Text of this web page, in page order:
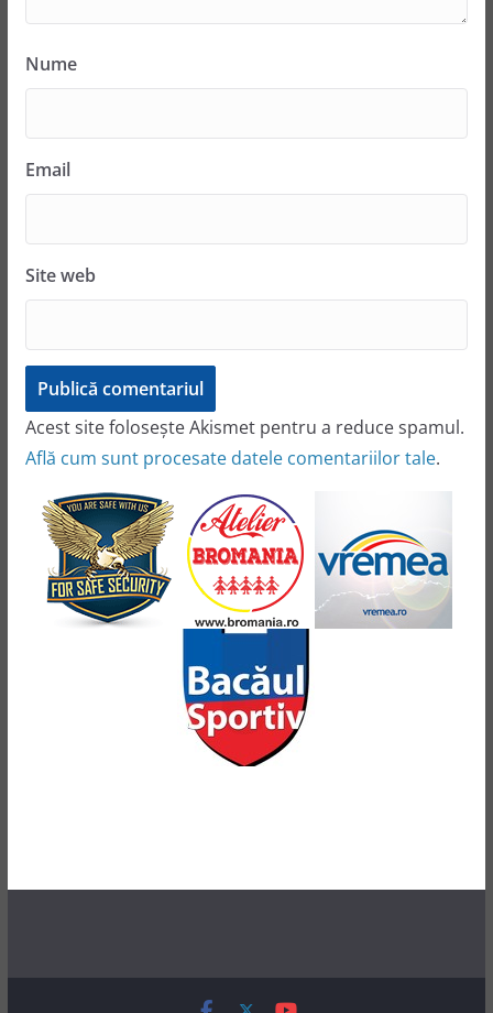
Nume
Email
Site web
Acest site folosește Akismet pentru a reduce spamul.
Află cum sunt procesate datele comentariilor tale.